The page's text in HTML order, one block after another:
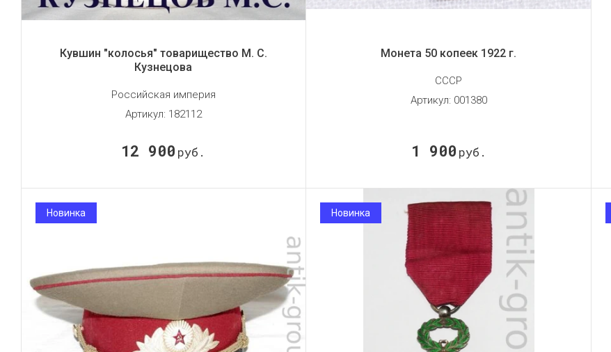
Кувшин "колосья" товарищество М. С.
Кузнецова
Российская империя
Артикул: 182112
12 900 руб.
Монета 50 копеек 1922 г.
СССР
Артикул: 001380
1 900 руб.
Новинка Новинка